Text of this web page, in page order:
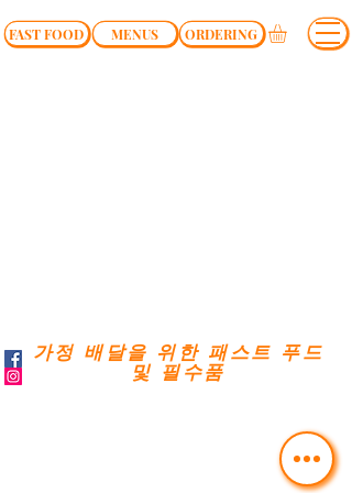
FAST FOOD MENUS ORDERING
가정 배달을 위한 패스트 푸드
및 필수품